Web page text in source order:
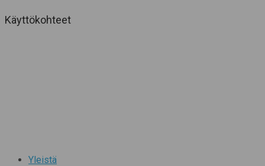
Käyttökohteet
Yleistä